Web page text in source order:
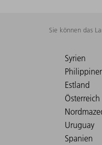
Sie können das